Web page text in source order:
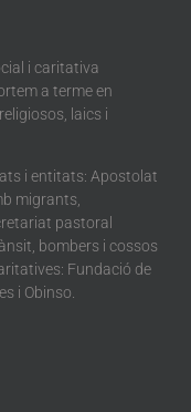
i caritativa
a terme en
laics i
i entitats: Apostolat
migrants,
pastoral
bombers i cossos
Fundació de
i Obinso.